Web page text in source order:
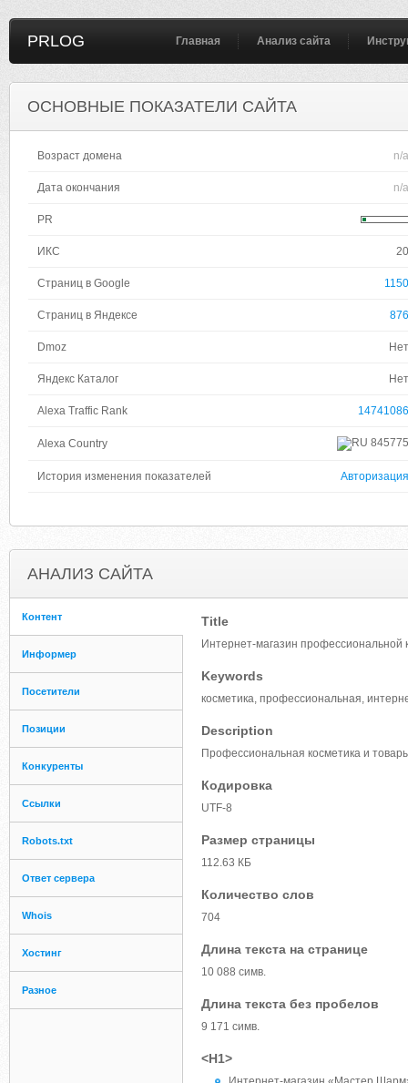
PRLOG Главная Анализ сайта
ОСНОВНЫЕ ПОКАЗАТЕЛИ САЙТА
Возраст домена n/a
Дата окончания n/a
PR
ИКС 20
Страниц в Google 1150
Страниц в Яндексе 876
Dmoz Нет
Яндекс Каталог Нет
Alexa Traffic Rank 14741086
Alexa Country 845775
История изменения показателей Авторизация
АНАЛИЗ САЙТА
Контент
Информер
Посетители
Позиции
Конкуренты
Ссылки
Robots.txt
Ответ сервера
Whois
Хостинг
Разное
Title
Интернет-магазин
Keywords
косметика, профессиональная,
Description
Профессиональная косметика и
Кодировка
UTF-8
Размер страницы
112.63 КБ
Количество слов
704
Длина текста на странице
10 088 симв.
Длина текста без пробелов
9 171 симв.
<H1>